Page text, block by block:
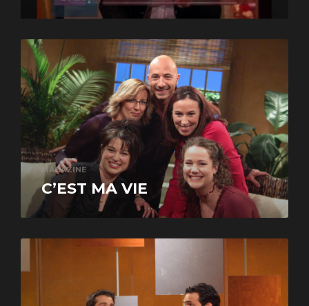
MAGAZINE
C’EST MA VIE